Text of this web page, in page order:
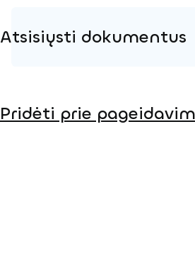
Atsisiųsti dokumentus
Pridėti prie